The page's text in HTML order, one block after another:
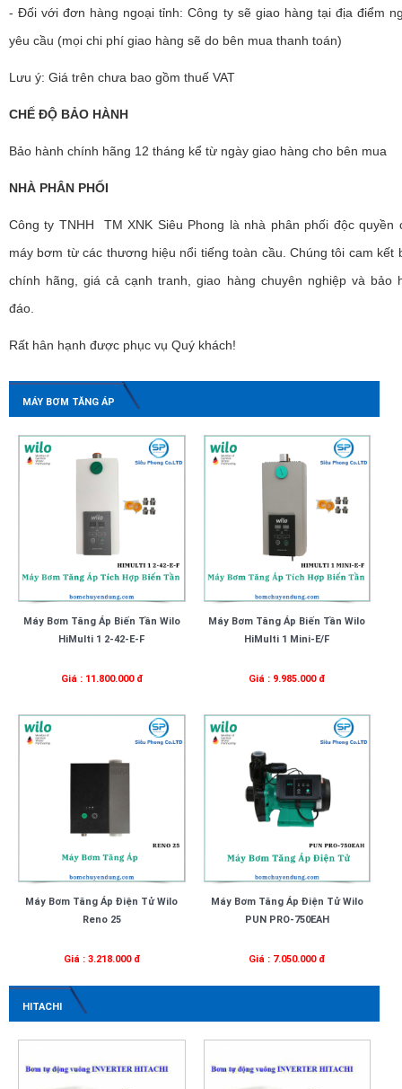
- Đối với đơn hàng ngoại tỉnh: Công ty sẽ giao hàng tại địa điểm
yêu cầu (mọi chi phí giao hàng sẽ do bên mua thanh toán)
Lưu ý: Giá trên chưa bao gồm thuế VAT
CHẾ ĐỘ BẢO HÀNH
Bảo hành chính hãng 12 tháng kể từ ngày giao hàng cho bên mua
NHÀ PHÂN PHỐI
Công ty TNHH TM XNK Siêu Phong là nhà phân phối độc quyền
máy bơm từ các thương hiệu nổi tiếng toàn cầu. Chúng tôi cam kết
chính hãng, giá cả cạnh tranh, giao hàng chuyên nghiệp và bảo
đáo.
Rất hân hạnh được phục vụ Quý khách!
MÁY BƠM TĂNG ÁP
Máy Bơm Tăng Áp Biến Tần Wilo
HiMulti 1 2-42-E-F
Giá : 11.800.000 đ
Máy Bơm Tăng Áp Biến Tần Wilo
HiMulti 1 Mini-E/F
Giá : 9.985.000 đ
Máy Bơm Tăng Áp Điện Tử Wilo
Reno 25
Giá : 3.218.000 đ
Máy Bơm Tăng Áp Điện Tử Wilo
PUN PRO-750EAH
Giá : 7.050.000 đ
HITACHI